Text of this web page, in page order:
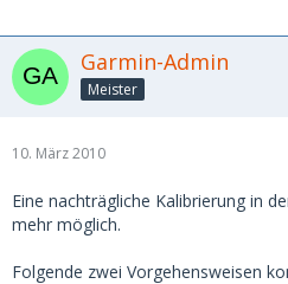
Garmin-Admin
Meister
10. März 2010
Eine nachträgliche Kalibrierung in
mehr möglich.
Folgende zwei Vorgehensweisen